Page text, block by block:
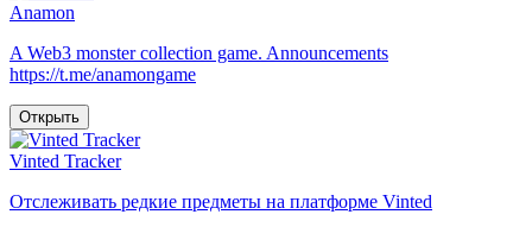
Anamon
A Web3 monster collection game. Announcements
https://t.me/anamongame
Открыть
Vinted Tracker
Отслеживать редкие предметы на платформе Vinted